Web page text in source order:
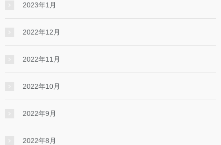
2023年1月
2022年12月
2022年11月
2022年10月
2022年9月
2022年8月